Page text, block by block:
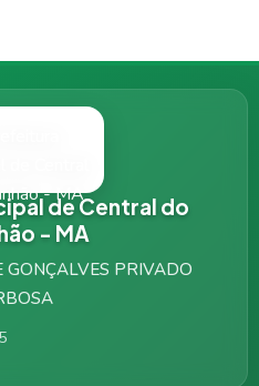
de Central do
- MA
GONÇALVES PRIVADO